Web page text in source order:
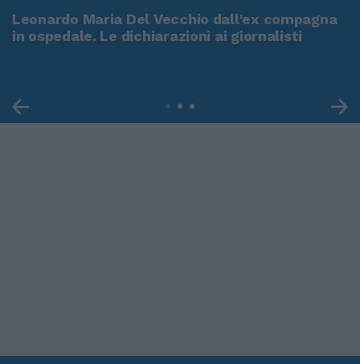
Leonardo Maria Del Vecchio dall'ex compagna
in ospedale. Le dichiarazioni ai giornalisti